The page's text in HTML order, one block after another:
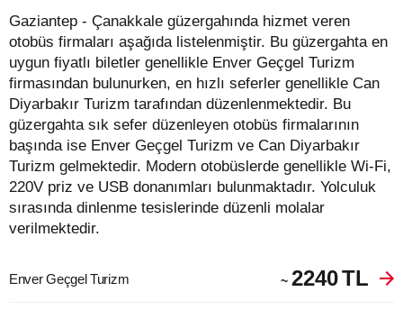
Gaziantep - Çanakkale güzergahında hizmet veren
otobüs firmaları aşağıda listelenmiştir. Bu güzergahta en
uygun fiyatlı biletler genellikle Enver Geçgel Turizm
firmasından bulunurken, en hızlı seferler genellikle Can
Diyarbakır Turizm tarafından düzenlenmektedir. Bu
güzergahta sık sefer düzenleyen otobüs firmalarının
başında ise Enver Geçgel Turizm ve Can Diyarbakır
Turizm gelmektedir. Modern otobüslerde genellikle Wi-Fi,
220V priz ve USB donanımları bulunmaktadır. Yolculuk
sırasında dinlenme tesislerinde düzenli molalar
verilmektedir.
Enver Geçgel Turizm ~ 2240TL